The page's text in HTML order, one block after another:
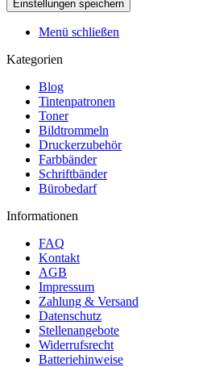
Menü schließen
Kategorien
Blog
Tintenpatronen
Toner
Bildtrommeln
Druckerzubehör
Farbbänder
Schriftbänder
Bürobedarf
Informationen
FAQ
Kontakt
AGB
Impressum
Zahlung & Versand
Datenschutz
Stellenangebote
Widerrufsrecht
Batteriehinweise